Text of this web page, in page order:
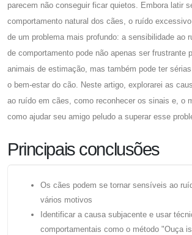
parecem não conseguir ficar quietos. Embora latir
comportamento natural dos cães, o ruído
de um problema mais profundo: a sensibilidade ao
de comportamento pode não apenas ser frustrante
animais de estimação, mas também pode ter
o bem-estar do cão. Neste artigo, explorarei as
ao ruído em cães, como reconhecer os sinais e, o
como ajudar seu amigo peludo a superar esse
Principais conclusões
Os cães podem se tornar sensíveis ao
vários motivos
Identificar a causa subjacente e usar
comportamentais como o método "Ouça